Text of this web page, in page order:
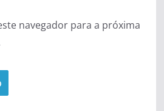
navegador para a próxima